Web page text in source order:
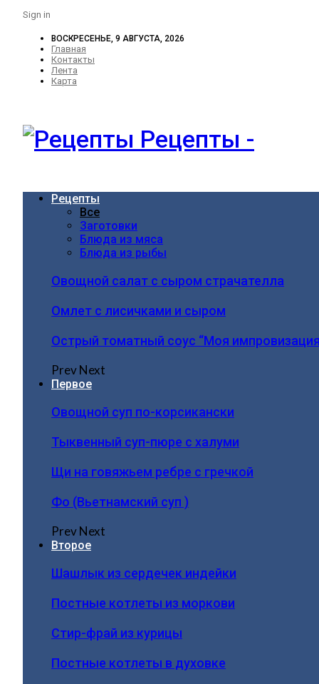
Sign in
ВОСКРЕСЕНЬЕ, 9 АВГУСТА, 2026
Главная
Контакты
Лента
Карта
Рецепты -
Рецепты
Все
Заготовки
Блюда из мяса
Блюда из рыбы
Овощной салат с сыром страчателла
Омлет с лисичками и сыром
Острый томатный соус “Моя
PrevNext
Первое
Овощной суп по-корсикански
Тыквенный суп-пюре с халуми
Щи на говяжьем ребре с гречкой
Фо (Вьетнамский суп )
PrevNext
Второе
Шашлык из сердечек индейки
Постные котлеты из моркови
Стир-фрай из курицы
Постные котлеты в духовке